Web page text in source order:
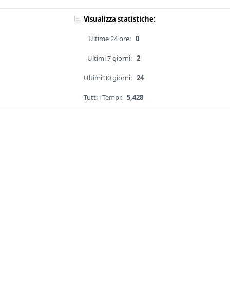
Visualizza statistiche:
Ultime 24 ore: 0
Ultimi 7 giorni: 2
Ultimi 30 giorni: 24
Tutti i Tempi: 5,428